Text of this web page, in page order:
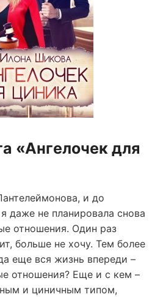
«Ангелочек для
и до
даже не планировала снова
отношения. Один раз
больше не хочу. Тем более
еще вся жизнь впереди –
отношения? Еще и с кем –
и циничным типом,